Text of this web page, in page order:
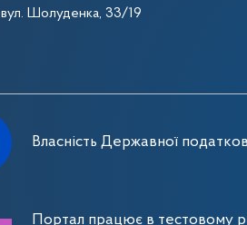
вул. Шолуденка, 33/19
Власність Державної
Портал працює в тестовому